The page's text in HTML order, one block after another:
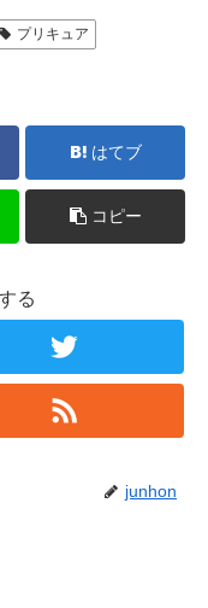
プリキュア
はてブ
コピー
る
junhon